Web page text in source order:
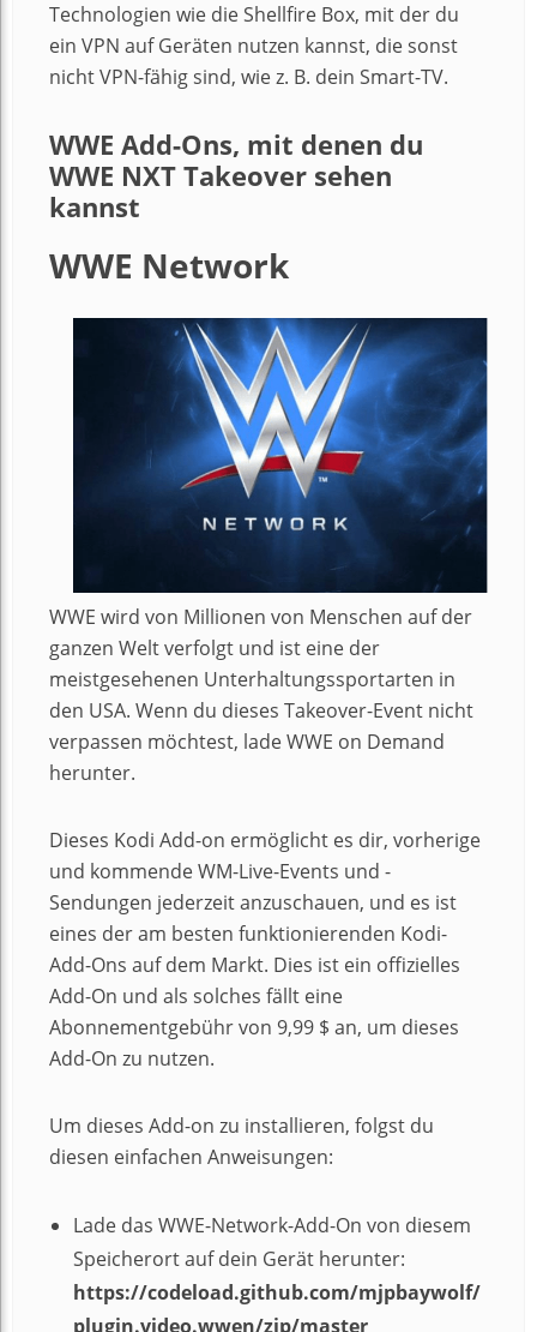
Technologien wie die Shellfire Box, mit der du
ein VPN auf Geräten nutzen kannst, die sonst
nicht VPN-fähig sind, wie z. B. dein Smart-TV.
WWE Add-Ons, mit denen du
WWE NXT Takeover sehen
kannst
WWE Network
WWE wird von Millionen von Menschen auf der
ganzen Welt verfolgt und ist eine der
meistgesehenen Unterhaltungssportarten in
den USA. Wenn du dieses Takeover-Event nicht
verpassen möchtest, lade WWE on Demand
herunter.
Dieses Kodi Add-on ermöglicht es dir, vorherige
und kommende WM-Live-Events und -
Sendungen jederzeit anzuschauen, und es ist
eines der am besten funktionierenden Kodi-
Add-Ons auf dem Markt. Dies ist ein offizielles
Add-On und als solches fällt eine
Abonnementgebühr von 9,99 $ an, um dieses
Add-On zu nutzen.
Um dieses Add-on zu installieren, folgst du
diesen einfachen Anweisungen:
Lade das WWE-Network-Add-On von diesem
Speicherort auf dein Gerät herunter:
https://codeload.github.com/mjpbaywolf/
plugin.video.wwen/zip/master